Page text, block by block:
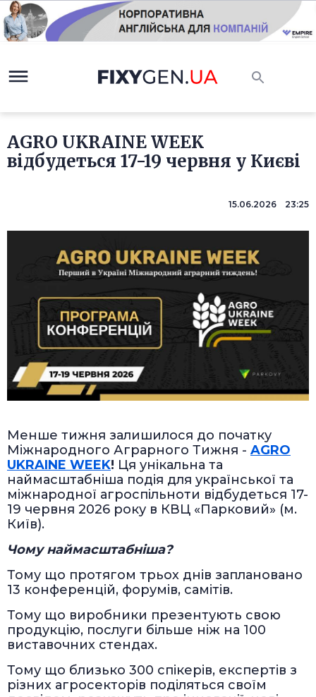
AGRO UKRAINE WEEK
відбудеться 17-19 червня у Києві
15.06.2026 23:25
Менше тижня залишилося до початку
Міжнародного Аграрного Тижня - AGRO
UKRAINE WEEK! Ця унікальна та
наймасштабніша подія для української та
міжнародної агроспільноти відбудеться 17-
19 червня 2026 року в КВЦ «Парковий» (м.
Київ).
Чому наймасштабніша?
Тому що протягом трьох днів заплановано
13 конференцій, форумів, самітів.
Тому що виробники презентують свою
продукцію, послуги більше ніж на 100
виставочних стендах.
Тому що близько 300 спікерів, експертів з
різних агросекторів поділяться своїм